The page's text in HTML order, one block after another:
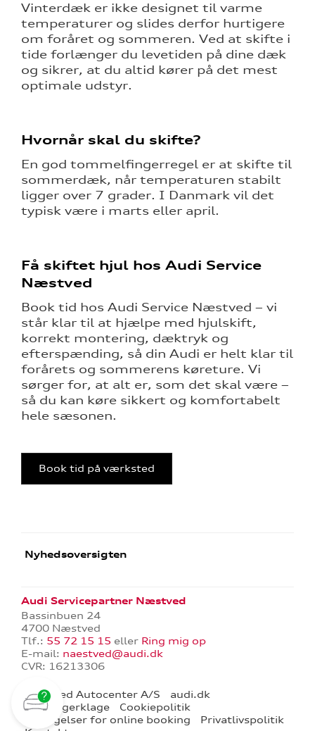
Vinterdæk er ikke designet til varme
temperaturer og slides derfor hurtigere
om foråret og sommeren. Ved at skifte i
tide forlænger du levetiden på dine dæk
og sikrer, at du altid kører på det mest
optimale udstyr.
Hvornår skal du skifte?
En god tommelfingerregel er at skifte til
sommerdæk, når temperaturen stabilt
ligger over 7 grader. I Danmark vil det
typisk være i marts eller april.
Få skiftet hjul hos Audi Service
Næstved
Book tid hos Audi Service Næstved – vi
står klar til at hjælpe med hjulskift,
korrekt montering, dæktryk og
efterspænding, så din Audi er helt klar til
forårets og sommerens køreture. Vi
sørger for, at alt er, som det skal være –
så du kan køre sikkert og komfortabelt
hele sæsonen.
Book tid på værksted
Nyhedsoversigten
Audi Servicepartner Næstved
Bassinbuen 24
4700 Næstved
Tlf.: 55 72 15 15 eller Ring mig op
E-mail: naestved@audi.dk
CVR: 16213306
Næstved Autocenter A/S
audi.dk
Forbrugerklage
Cookiepolitik
Betingelser for online booking
Privatlivspolitik